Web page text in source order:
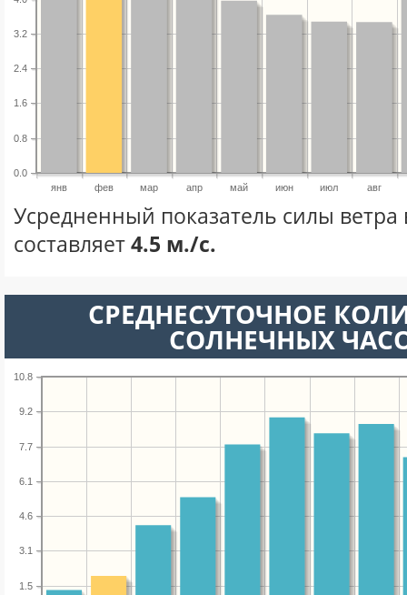
янв фев мар апр май июн июл авг
0.0
0.8
1.6
2.4
3.2
Усредненный показатель силы ветра
составляет4.5 м./с.
СРЕДНЕСУТОЧНОЕ
СОЛНЕЧНЫХ
1.5
3.1
4.6
6.1
7.7
9.2
10.8